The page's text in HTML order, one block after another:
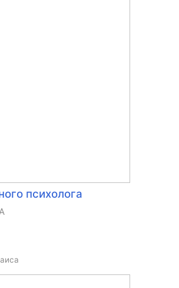
психолога